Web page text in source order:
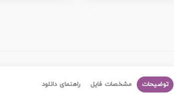
توضیحات مشخصات فایل راهنمای دانلود